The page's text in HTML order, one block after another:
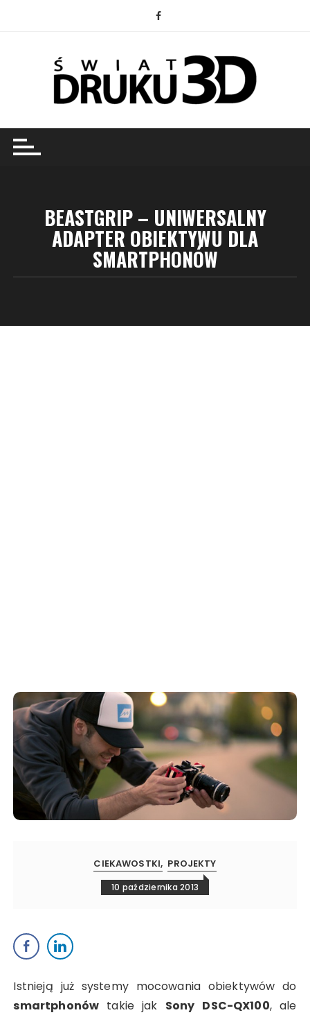
BEASTGRIP – UNIWERSALNY
ADAPTER OBIEKTYWU DLA
SMARTPHONÓW
CIEKAWOSTKI PROJEKTY
10 października 2013
Istnieją już systemy mocowania obiektywów do
smartphonów takie jak Sony DSC-QX100, ale